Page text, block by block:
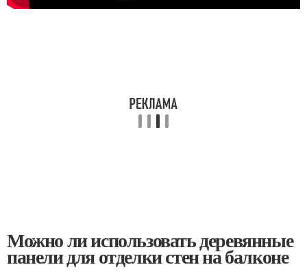
Можно ли использовать деревянные
панели для отделки стен на балконе